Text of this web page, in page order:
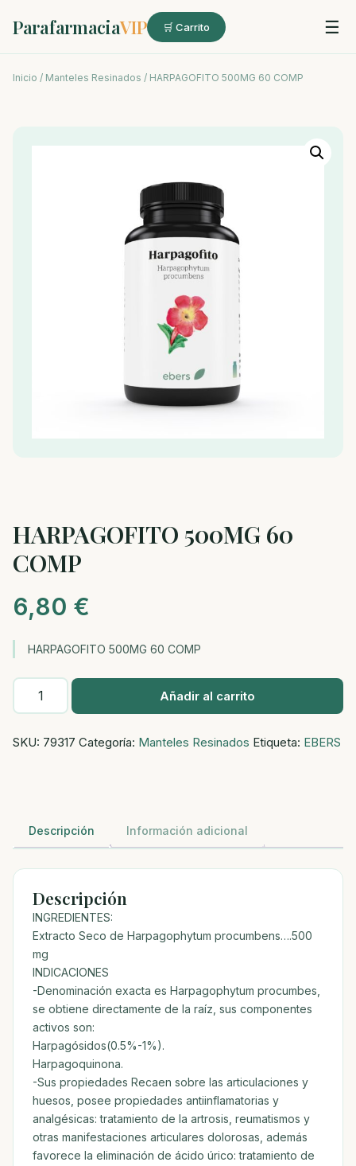
ParafarmaciaVIP 🛒 Carrito ☰
Inicio / Manteles Resinados / HARPAGOFITO 500MG 60 COMP
HARPAGOFITO 500MG 60
COMP
6,80 €
HARPAGOFITO 500MG 60 COMP
HARPAGOFITO
500MG
COMP
Añadir al carrito
SKU: 79317 Categoría: Manteles Resinados Etiqueta: EBERS
Descripción Información adicional
Descripción
INGREDIENTES:
Extracto Seco de Harpagophytum procumbens….500
mg
INDICACIONES
-Denominación exacta es Harpagophytum procumbes,
se obtiene directamente de la raíz, sus componentes
activos son:
Harpagósidos(0.5%-1%).
Harpagoquinona.
-Sus propiedades Recaen sobre las articulaciones y
huesos, posee propiedades antiinflamatorias y
analgésicas: tratamiento de la artrosis, reumatismos y
otras manifestaciones articulares dolorosas, además
favorece la eliminación de ácido úrico: tratamiento de